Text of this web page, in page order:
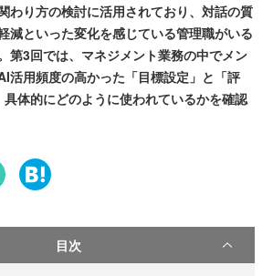
わり方の検討に活用されており、対話の質
減といった変化を感じている管理職がいる
第3回では、マネジメント業務の中でメン
活用頻度の高かった「目標設定」と「評
体的にどのように使われているかを確認
目次